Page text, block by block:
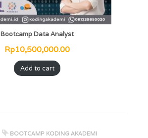
Bootcamp Data Analyst
Rp10,500,000.00
Add to cart
BOOTCAMP KODING AKADEMI